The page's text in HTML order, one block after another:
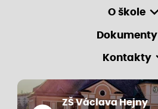
O škole
Dokumenty
Kontakty
ZŠ Václava Hejny